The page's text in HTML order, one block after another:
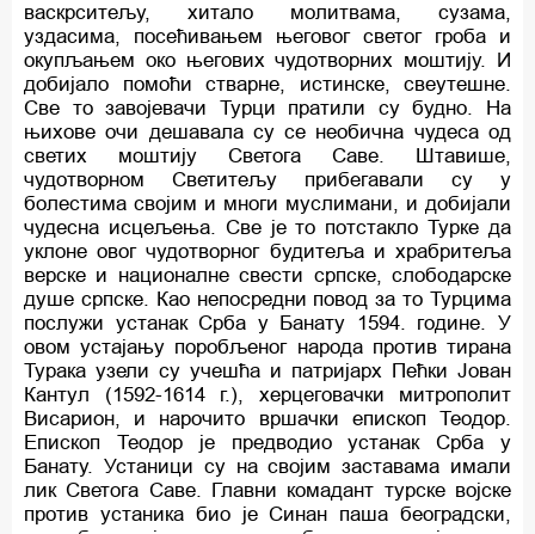
васкрситељу, хитало молитвама, сузама,
уздасима, посећивањем његовог светог гроба и
окупљањем око његових чудотворних моштију. И
добијало помоћи стварне, истинске, свеутешне.
Све то завојевачи Турци пратили су будно. На
њихове очи дешавала су се необична чудеса од
светих моштију Светога Саве. Штавише,
чудотворном Светитељу прибегавали су у
болестима својим и многи муслимани, и добијали
чудесна исцељења. Све је то потстакло Турке да
уклоне овог чудотворног будитеља и храбритеља
верске и националне свести српске, слободарске
душе српске. Као непосредни повод за то Турцима
послужи устанак Срба у Банату 1594. године. У
овом устајању поробљеног народа против тирана
Турака узели су учешћа и патријарх Пећки Јован
Кантул (1592-1614 г.), херцеговачки митрополит
Висарион, и нарочито вршачки епископ Теодор.
Епископ Теодор је предводио устанак Срба у
Банату. Устаници су на својим заставама имали
лик Светога Саве. Главни комадант турске војске
против устаника био је Синан паша београдски,